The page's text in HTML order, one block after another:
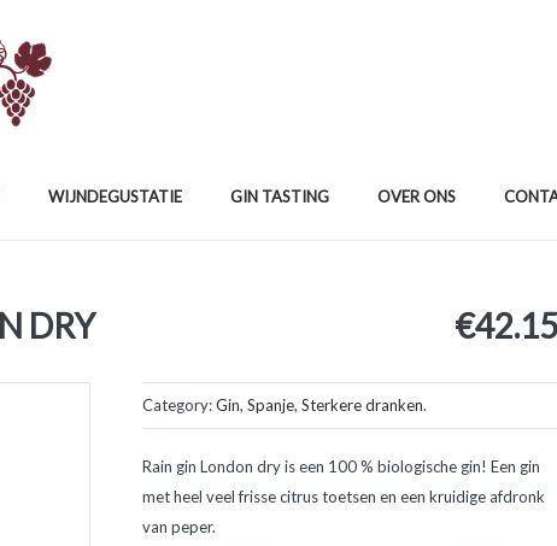
WIJNDEGUSTATIE GIN TASTING OVER ONS
DRY €42.15
Category:Gin, Spanje, Sterkere dranken.
Rain gin London dry is een 100 % biologische gin! Een gin
met heel veel frisse citrus toetsen en een kruidige afdronk
van peper.